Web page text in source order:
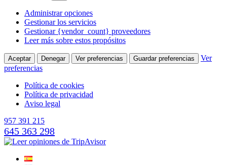
Administrar opciones
Gestionar los servicios
Gestionar {vendor_count} proveedores
Leer más sobre estos propósitos
Aceptar Denegar Ver preferencias Guardar preferencias
Ver
preferencias
Política de cookies
Política de privacidad
Aviso legal
957 391 215
645 363 298